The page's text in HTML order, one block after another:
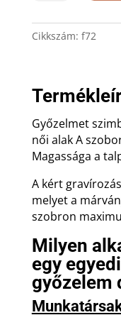
gravírozással
Cikkszám: f72
Győzelmet
női alak A
Magassága a
A kért
melyet a
szobron
Milyen
egy
győzelem